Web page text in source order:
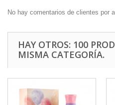
No hay comentarios de clientes por
HAY OTROS: 100
MISMA CATEGORÍA.